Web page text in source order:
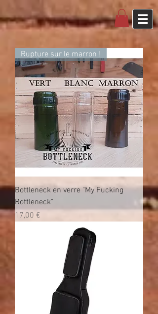
Rupture sur le marron !
Bottleneck en verre "My Fucking
Bottleneck"
Prix
17,00 €